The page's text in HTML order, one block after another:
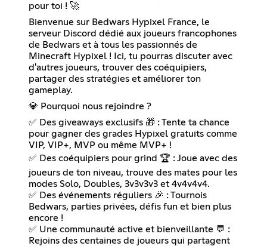
pour toi ! 🚀
Bienvenue sur Bedwars Hypixel France, le
serveur Discord dédié aux joueurs francophones
de Bedwars et à tous les passionnés de
Minecraft Hypixel ! Ici, tu pourras discuter avec
d'autres joueurs, trouver des coéquipiers,
partager des stratégies et améliorer ton
gameplay.
💎 Pourquoi nous rejoindre ?
✅ Des giveaways exclusifs 🎁 : Tente ta chance
pour gagner des grades Hypixel gratuits comme
VIP, VIP+, MVP ou même MVP+ !
✅ Des coéquipiers pour grind 🏆 : Joue avec des
joueurs de ton niveau, trouve des mates pour les
modes Solo, Doubles, 3v3v3v3 et 4v4v4v4.
✅ Des événements réguliers 🎉 : Tournois
Bedwars, parties privées, défis fun et bien plus
encore !
✅ Une communauté active et bienveillante 💬 :
Rejoins des centaines de joueurs qui partagent